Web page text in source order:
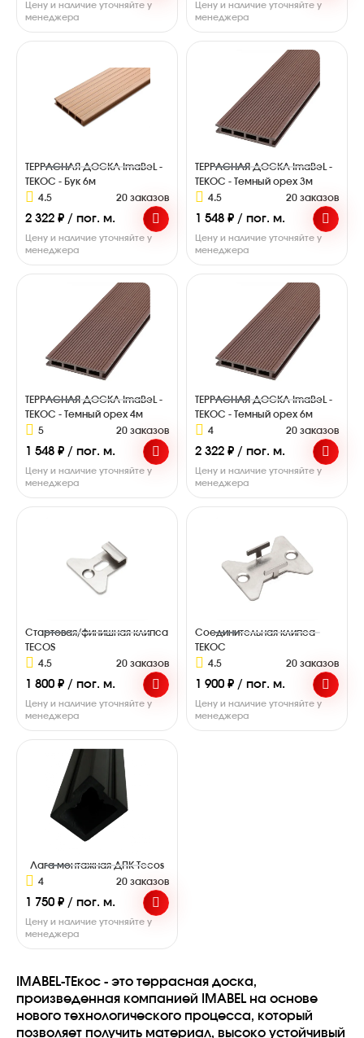
Цену и наличие уточняйте у
менеджера
Цену и наличие уточняйте у
менеджера
ТЕРРАСНАЯ ДОСКА ImaBeL -
ТЕКОС - Бук 6м
4.5
20 заказов
2 322 ₽ / пог. м.
Цену и наличие уточняйте у
менеджера
ТЕРРАСНАЯ ДОСКА ImaBeL -
ТЕКОС - Темный орех 3м
4.5
20 заказов
1 548 ₽ / пог. м.
Цену и наличие уточняйте у
менеджера
ТЕРРАСНАЯ ДОСКА ImaBeL -
ТЕКОС - Темный орех 4м
5
20 заказов
1 548 ₽ / пог. м.
Цену и наличие уточняйте у
менеджера
ТЕРРАСНАЯ ДОСКА ImaBeL -
ТЕКОС - Темный орех 6м
4
20 заказов
2 322 ₽ / пог. м.
Цену и наличие уточняйте у
менеджера
Стартовая/финишная клипса
TECOS
4.5
20 заказов
1 800 ₽ / пог. м.
Цену и наличие уточняйте у
менеджера
Соединительная клипса
ТЕКОС
4.5
20 заказов
1 900 ₽ / пог. м.
Цену и наличие уточняйте у
менеджера
Лага монтажная ДПК Tecos
4
20 заказов
1 750 ₽ / пог. м.
Цену и наличие уточняйте у
менеджера
IMABEL-ТЕкос - это террасная доска,
произведенная компанией IMABEL на основе
нового технологического процесса, который
позволяет получить материал, высоко устойчивый